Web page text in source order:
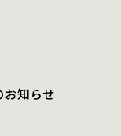
お知らせ